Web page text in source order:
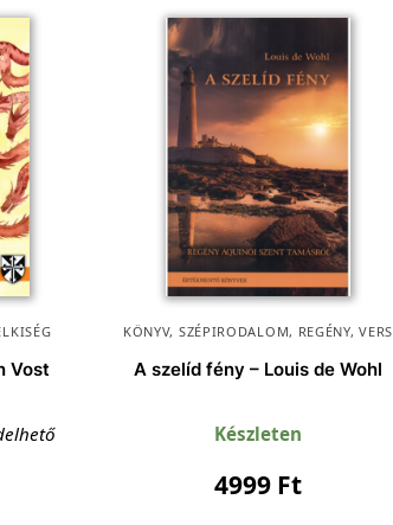
Vost
KÖNYV, SZÉPIRODALOM, REGÉNY, VERS
A szelíd fény – Louis de Wohl
Készleten
4999 Ft